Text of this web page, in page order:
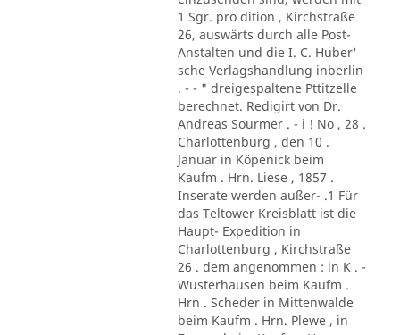
1 Sgr. pro dition , Kirchstraße
26, auswärts durch alle Post-
Anstalten und die I. C. Huber'
sche Verlagshandlung inberlin
. - - " dreigespaltene Pttitzelle
berechnet. Redigirt von Dr.
Andreas Sourmer . - i ! No , 28 .
Charlottenburg , den 10 .
Januar in Köpenick beim
Kaufm . Hrn. Liese , 1857 .
Inserate werden außer- .1 Für
das Teltower Kreisblatt ist die
Haupt- Expedition in
Charlottenburg , Kirchstraße
26 . dem angenommen : in K . -
Wusterhausen beim Kaufm .
Hrn . Scheder in Mittenwalde
beim Kaufm . Hrn. Plewe , in